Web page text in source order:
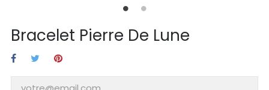
Bracelet Pierre De Lune